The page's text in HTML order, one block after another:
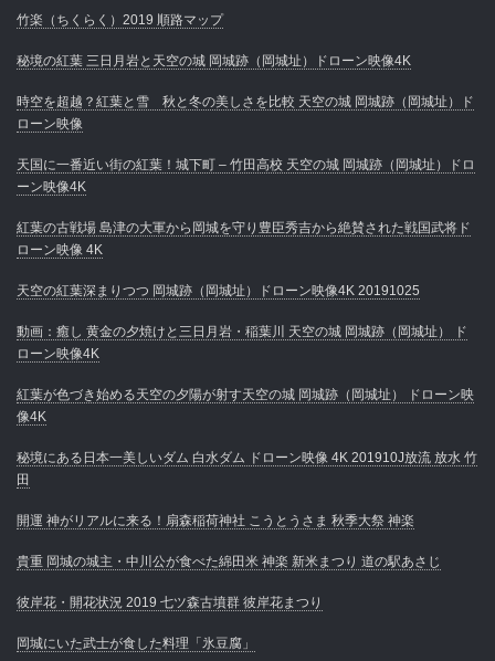
竹楽（ちくらく）2019 順路マップ
秘境の紅葉 三日月岩と天空の城 岡城跡（岡城址）ドローン映像4K
時空を超越？紅葉と雪 秋と冬の美しさを比較 天空の城 岡城跡（岡城址）ド
ローン映像
天国に一番近い街の紅葉！城下町 – 竹田高校 天空の城 岡城跡（岡城址）ドロ
ーン映像4K
紅葉の古戦場 島津の大軍から岡城を守り豊臣秀吉から絶賛された戦国武将ド
ローン映像 4K
天空の紅葉深まりつつ 岡城跡（岡城址）ドローン映像4K 20191025
動画：癒し 黄金の夕焼けと三日月岩・稲葉川 天空の城 岡城跡（岡城址） ド
ローン映像4K
紅葉が色づき始める天空の夕陽が射す天空の城 岡城跡（岡城址） ドローン映
像4K
秘境にある日本一美しいダム 白水ダム ドローン映像 4K 201910J放流 放水 竹
田
開運 神がリアルに来る！扇森稲荷神社 こうとうさま 秋季大祭 神楽
貴重 岡城の城主・中川公が食べた綿田米 神楽 新米まつり 道の駅あさじ
彼岸花・開花状況 2019 七ツ森古墳群 彼岸花まつり
岡城にいた武士が食した料理「氷豆腐」